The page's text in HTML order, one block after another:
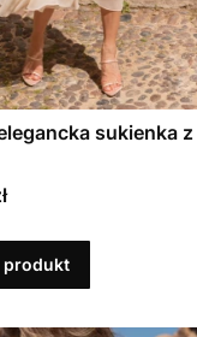
sukienka z
produkt